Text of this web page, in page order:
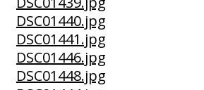
DSC01440.jpg
DSC01441.jpg
DSC01446.jpg
DSC01448.jpg